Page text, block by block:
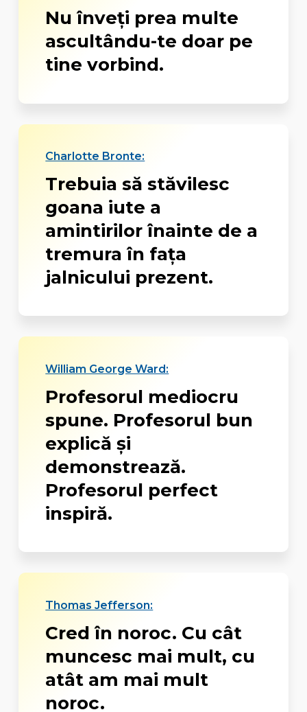
Nu înveţi prea multe
ascultându-te doar pe
tine vorbind.
Charlotte Bronte:
Trebuia să stăvilesc
goana iute a
amintirilor înainte de a
tremura în faţa
jalnicului prezent.
William George Ward:
Profesorul mediocru
spune. Profesorul bun
explică și
demonstrează.
Profesorul perfect
inspiră.
Thomas Jefferson:
Cred în noroc. Cu cât
muncesc mai mult, cu
atât am mai mult
noroc.